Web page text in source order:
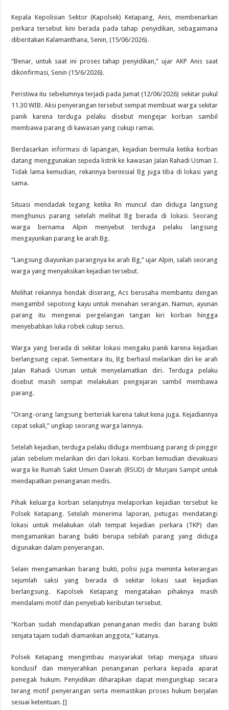
Kepala Kepolisian Sektor (Kapolsek) Ketapang, Anis, membenarkan
perkara tersebut kini berada pada tahap penyidikan, sebagaimana
diberitakan Kalamanthana, Senin, (15/06/2026).
“Benar, untuk saat ini proses tahap penyidikan,” ujar AKP Anis saat
dikonfirmasi, Senin (15/6/2026).
Peristiwa itu sebelumnya terjadi pada Jumat (12/06/2026) sekitar pukul
11.30 WIB. Aksi penyerangan tersebut sempat membuat warga sekitar
panik karena terduga pelaku disebut mengejar korban sambil
membawa parang di kawasan yang cukup ramai.
Berdasarkan informasi di lapangan, kejadian bermula ketika korban
datang menggunakan sepeda listrik ke kawasan Jalan Rahadi Usman I.
Tidak lama kemudian, rekannya berinisial Bg juga tiba di lokasi yang
sama.
Situasi mendadak tegang ketika Rn muncul dan diduga langsung
menghunus parang setelah melihat Bg berada di lokasi. Seorang
warga bernama Alpin menyebut terduga pelaku langsung
mengayunkan parang ke arah Bg.
“Langsung diayunkan parangnya ke arah Bg,” ujar Alpin, salah seorang
warga yang menyaksikan kejadian tersebut.
Melihat rekannya hendak diserang, Acs berusaha membantu dengan
mengambil sepotong kayu untuk menahan serangan. Namun, ayunan
parang itu mengenai pergelangan tangan kiri korban hingga
menyebabkan luka robek cukup serius.
Warga yang berada di sekitar lokasi mengaku panik karena kejadian
berlangsung cepat. Sementara itu, Bg berhasil melarikan diri ke arah
Jalan Rahadi Usman untuk menyelamatkan diri. Terduga pelaku
disebut masih sempat melakukan pengejaran sambil membawa
parang.
“Orang-orang langsung berteriak karena takut kena juga. Kejadiannya
cepat sekali,” ungkap seorang warga lainnya.
Setelah kejadian, terduga pelaku diduga membuang parang di pinggir
jalan sebelum melarikan diri dari lokasi. Korban kemudian dievakuasi
warga ke Rumah Sakit Umum Daerah (RSUD) dr Murjani Sampit untuk
mendapatkan penanganan medis.
Pihak keluarga korban selanjutnya melaporkan kejadian tersebut ke
Polsek Ketapang. Setelah menerima laporan, petugas mendatangi
lokasi untuk melakukan olah tempat kejadian perkara (TKP) dan
mengamankan barang bukti berupa sebilah parang yang diduga
digunakan dalam penyerangan.
Selain mengamankan barang bukti, polisi juga meminta keterangan
sejumlah saksi yang berada di sekitar lokasi saat kejadian
berlangsung. Kapolsek Ketapang mengatakan pihaknya masih
mendalami motif dan penyebab keributan tersebut.
“Korban sudah mendapatkan penanganan medis dan barang bukti
senjata tajam sudah diamankan anggota,” katanya.
Polsek Ketapang mengimbau masyarakat tetap menjaga situasi
kondusif dan menyerahkan penanganan perkara kepada aparat
penegak hukum. Penyidikan diharapkan dapat mengungkap secara
terang motif penyerangan serta memastikan proses hukum berjalan
sesuai ketentuan. []